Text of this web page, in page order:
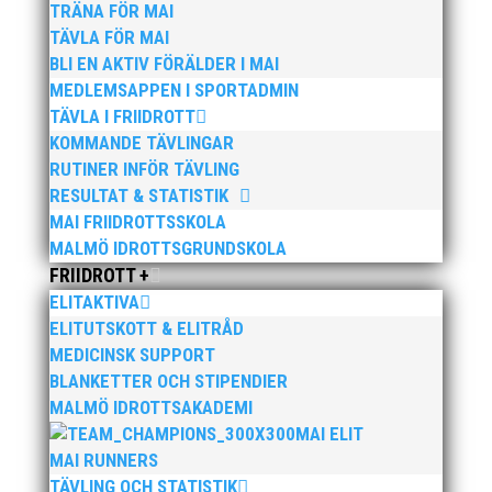
TRÄNA FÖR MAI
TÄVLA FÖR MAI
BLI EN AKTIV FÖRÄLDER I MAI
MEDLEMSAPPEN I SPORTADMIN
TÄVLA I FRIIDROTT
KOMMANDE TÄVLINGAR
RUTINER INFÖR TÄVLING
RESULTAT & STATISTIK
MAI FRIIDROTTSSKOLA
MALMÖ IDROTTSGRUNDSKOLA
FRIIDROTT +
ELITAKTIVA
ELITUTSKOTT & ELITRÅD
MEDICINSK SUPPORT
BLANKETTER OCH STIPENDIER
MALMÖ IDROTTSAKADEMI
MAI ELIT
MAI RUNNERS
TÄVLING OCH STATISTIK
Publicerat tidigare
Bilder från Stafett-SM 2026. Foto: Thomas
Leandersson Fler bilder från MAI:s Årsmöte 2026